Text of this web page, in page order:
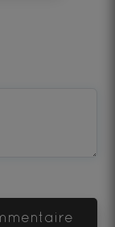
mon commentaire